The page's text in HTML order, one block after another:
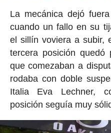
La mecánica dejó
cuando un fallo en su
el sillín voviera a subir,
tercera posición quedó
que comezaban a
rodaba con doble
Italia Eva Lechner,
posición seguía muy